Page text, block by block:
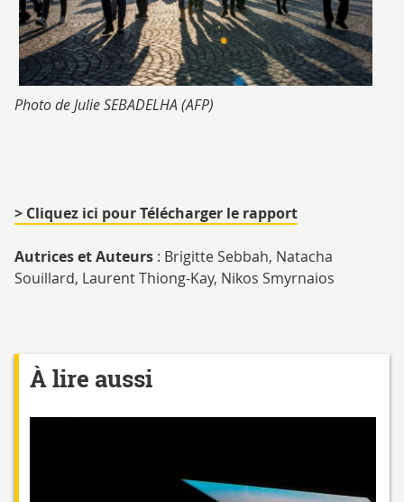
rapport
Photo de Julie SEBADELHA (AFP)
> Cliquez ici pour Télécharger le rapport
Autrices et Auteurs : Brigitte Sebbah, Natacha
Souillard, Laurent Thiong-Kay, Nikos Smyrnaios
À lire aussi